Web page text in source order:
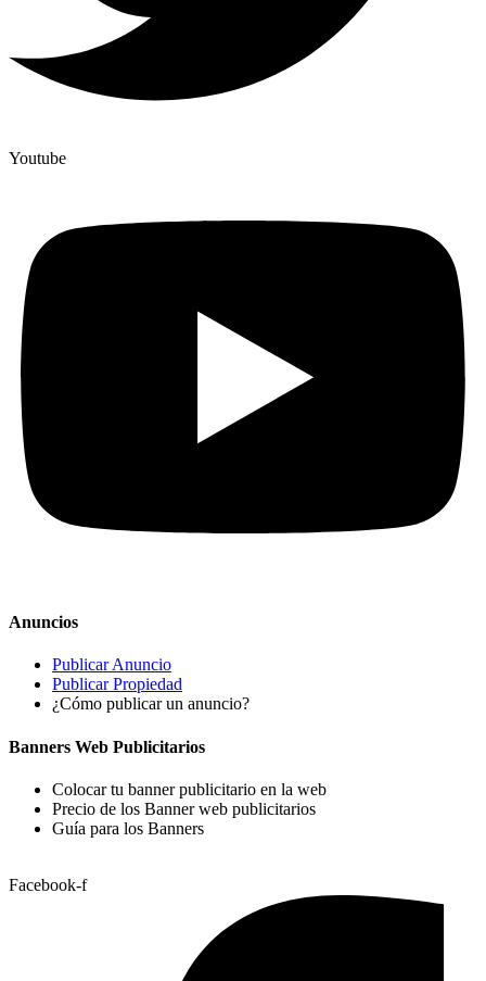
Youtube
Anuncios
Publicar Anuncio
Publicar Propiedad
¿Cómo publicar un anuncio?
Banners Web Publicitarios
Colocar tu banner publicitario en la web
Precio de los Banner web publicitarios
Guía para los Banners
Facebook-f